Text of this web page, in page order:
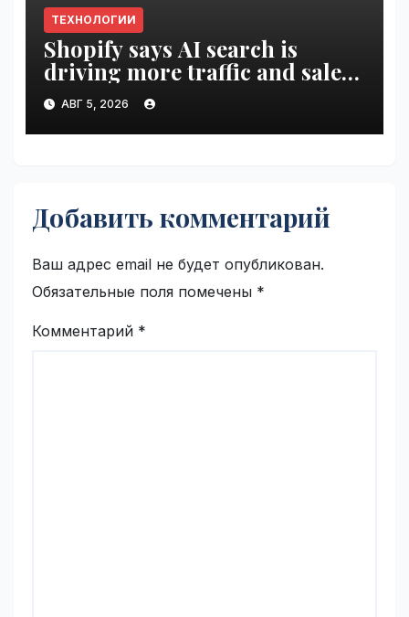
ТЕХНОЛОГИИ
Shopify says AI search is
driving more traffic and sales,
not replacing Google |
VseTime.ru
АВГ 5, 2026
Добавить комментарий
Ваш адрес email не будет опубликован.
Обязательные поля помечены *
Комментарий *